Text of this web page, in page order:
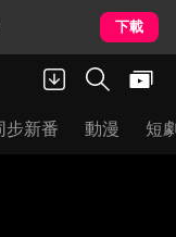
下載
步新番 動漫 短